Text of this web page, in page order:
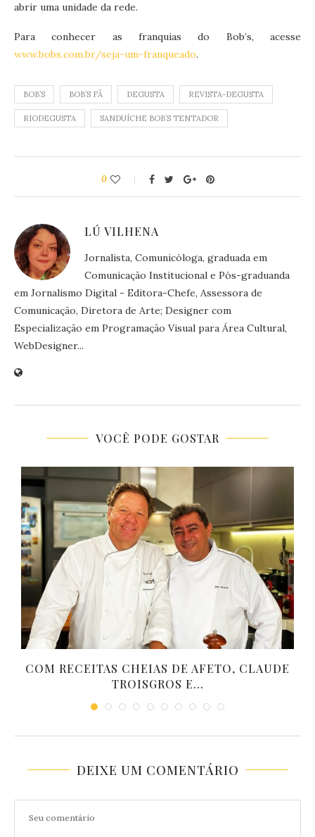
abrir uma unidade da rede.
Para conhecer as franquias do Bob’s, acesse
www.bobs.com.br/seja-um-franqueado.
BOB’S BOB’S FÃ DEGUSTA REVISTA-DEGUSTA
RIODEGUSTA SANDUÍCHE BOB’S TENTADOR
0
LÚ VILHENA
Jornalista, Comunicóloga, graduada em
Comunicação Institucional e Pós-graduanda
em Jornalismo Digital - Editora-Chefe, Assessora de
Comunicação, Diretora de Arte; Designer com
Especialização em Programação Visual para Área Cultural,
WebDesigner...
VOCÊ PODE GOSTAR
COM RECEITAS CHEIAS DE AFETO, CLAUDE
TROISGROS E...
DEIXE UM COMENTÁRIO